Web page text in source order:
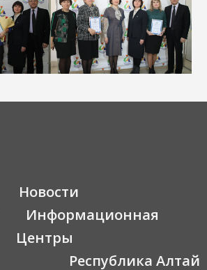
Новости
Информационная
Центры
Республика Алтай